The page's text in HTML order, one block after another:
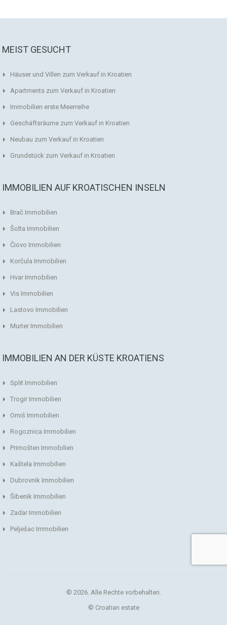
MEIST GESUCHT
Häuser und Villen zum Verkauf in Kroatien
Apartments zum Verkauf in Kroatien
Immobilien erste Meerreihe
Geschäftsräume zum Verkauf in Kroatien
Neubau zum Verkauf in Kroatien
Grundstück zum Verkauf in Kroatien
IMMOBILIEN AUF KROATISCHEN INSELN
Brač Immobilien
Šolta Immobilien
Čiovo Immobilien
Korčula Immobilien
Hvar Immobilien
Vis Immobilien
Lastovo Immobilien
Murter Immobilien
IMMOBILIEN AN DER KÜSTE KROATIENS
Split Immobilien
Trogir Immobilien
Omiš Immobilien
Rogoznica Immobilien
Primošten Immobilien
Kaštela Immobilien
Dubrovnik Immobilien
Šibenik Immobilien
Zadar Immobilien
Pelješac Immobilien
© 2026. Alle Rechte vorbehalten.
© Croatian estate